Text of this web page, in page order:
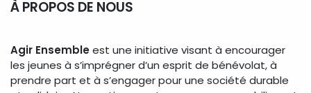
À PROPOS DE NOUS
Agir Ensembleest une initiative visant à encourager
les jeunes à s’imprégner d’un esprit de bénévolat, à
prendre part et à s’engager pour une société durable